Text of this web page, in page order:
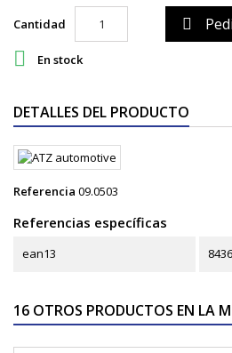
Cantidad 
 En stock
DETALLES DEL PRODUCTO
Referencia 09.0503
Referencias específicas
ean13
16 OTROS PRODUCTOS EN LA